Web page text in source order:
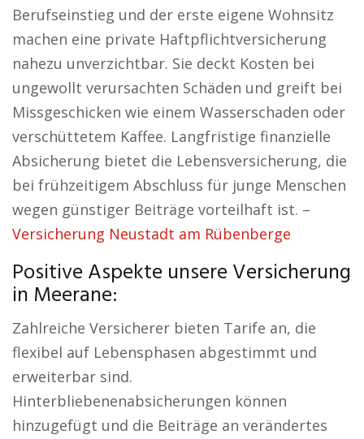
Berufseinstieg und der erste eigene Wohnsitz
machen eine private Haftpflichtversicherung
nahezu unverzichtbar. Sie deckt Kosten bei
ungewollt verursachten Schäden und greift bei
Missgeschicken wie einem Wasserschaden oder
verschüttetem Kaffee. Langfristige finanzielle
Absicherung bietet die Lebensversicherung, die
bei frühzeitigem Abschluss für junge Menschen
wegen günstiger Beiträge vorteilhaft ist. –
Versicherung Neustadt am Rübenberge
Positive Aspekte unsere Versicherung
in Meerane:
Zahlreiche Versicherer bieten Tarife an, die
flexibel auf Lebensphasen abgestimmt und
erweiterbar sind.
Hinterbliebenenabsicherungen können
hinzugefügt und die Beiträge an verändertes